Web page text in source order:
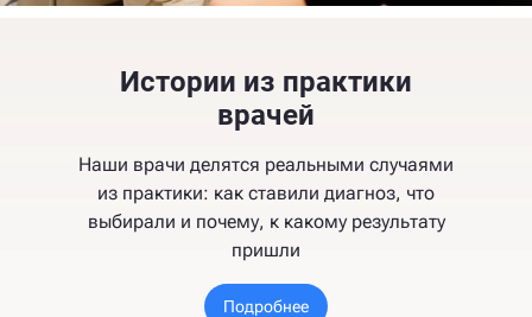
Истории из практики
врачей
Наши врачи делятся реальными случаями
из практики: как ставили диагноз, что
выбирали и почему, к какому результату
пришли
Подробнее